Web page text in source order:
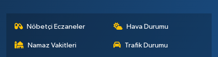
Nöbetçi Eczaneler Hava Durumu
Namaz Vakitleri Trafik Durumu